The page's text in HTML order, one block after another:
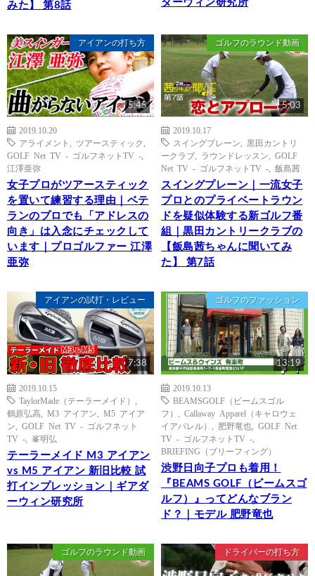
みた】 第8話 ダーウィン研究所
アイアンの打ち方
5:45
2019.10.20
アライメント
ツアースティック
GOLF Net TV - ゴルフネットTV -
江澤亜弥
女子プロがツアースティック
を置いて練習する理由｜ベテ
ランのプロでも「アドレスの
向き」は入念にチェックして
います｜プロゴルファー 江澤
亜弥
ゴルフのラウンド動画
5:03
2019.10.17
スイングプレーン
黒田カントリ
ークラブ
ラウンドレッスン
GOLF
Net TV - ゴルフネットTV -
飯島茜
スイングプレーン｜一流女子
プロとのプライベートラウン
ドを疑似体験する新ゴルフ番
組｜黒田カントリークラブの
【飯島茜ちゃんに聞いてみ
た】 第7話
アイアンの試打・レビュー
7:38
2019.10.15
TaylorMade（テーラーメイド）
鶴原弘高
M3 アイアン
M5 アイア
ン
GOLF Net TV - ゴルフネット
TV -
峯明弘
テーラーメイド M3 アイアン
vs M5 アイアン 新旧比較 試
打インプレッション｜ギアダ
ーウィン研究所
ゴルフのファッション
13:19
2019.10.13
BEAMSGOLF（ビームスゴル
フ）
Callaway Apparel（キャロウェ
イアパレル）
肥野竜也
GOLF Net
TV - ゴルフネットTV -
BRIEFING（ブリーフィング）
渋野日向子プロも着用！
『BEAMS GOLF（ビームスゴ
ルフ）』ってどんなブラン
ド？｜モデル 肥野竜也
ゴルフのラウンド動画 ドライバーの打ち方